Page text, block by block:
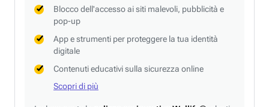
Blocco dell'accesso ai siti malevoli, pubblicità e
pop-up
App e strumenti per proteggere la tua identità
digitale
Contenuti educativi sulla sicurezza online
Scopri di più